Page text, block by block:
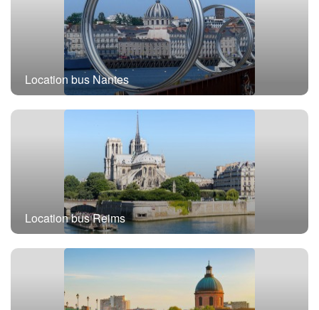
Location bus Nantes
Location bus Reims